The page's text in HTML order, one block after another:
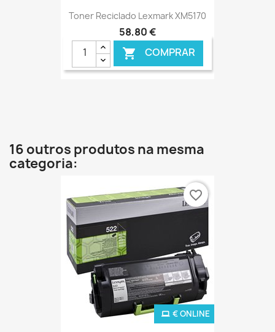
Toner Reciclado Lexmark XM5170
58,80 €
 COMPRAR
16 outros produtos na mesma
categoria:
€ ONLINE
favorite_border